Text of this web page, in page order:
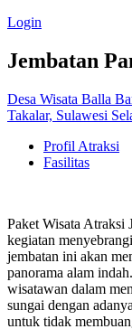
Login
Jembatan
Desa Wisata Balla
Takalar, Sulawesi
Profil Atraksi
Fasilitas
Paket Wisata Atraksi
kegiatan
jembatan ini akan
panorama alam
wisatawan dalam
sungai dengan
untuk tidak